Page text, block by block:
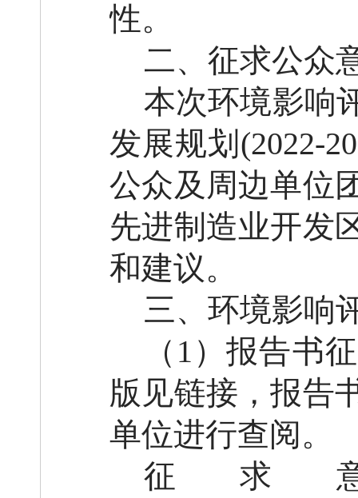
性。
二、征求公众
本次环境影响
发展规划 (2022-
公众及周边单位
先进制造业开发
和建议。
三、环境影响
（ 1 ）报告书
版见链接，报告
单位进行查阅。
征求